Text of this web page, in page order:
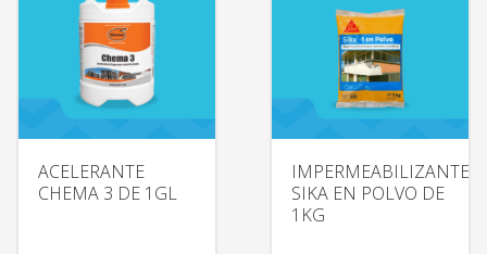
ACELERANTE
CHEMA 3 DE 1GL
IMPERMEABILIZANTE
SIKA EN POLVO DE
1KG